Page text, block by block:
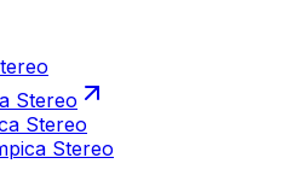
Stereo
Stereo
Stereo